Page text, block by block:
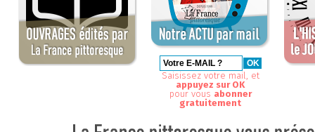
Saisissez votre mail, et
appuyez sur OK
pour vous abonner
gratuitement